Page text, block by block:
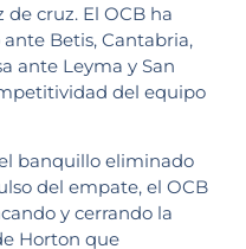
de cruz. El OCB ha
Betis, Cantabria,
ante Leyma y San
del equipo
banquillo eliminado
del empate, el OCB
y cerrando la
Horton que